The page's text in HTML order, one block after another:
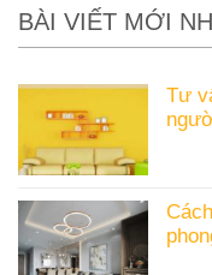
BÀI VIẾT MỚI
Tư
bình
luận
ở